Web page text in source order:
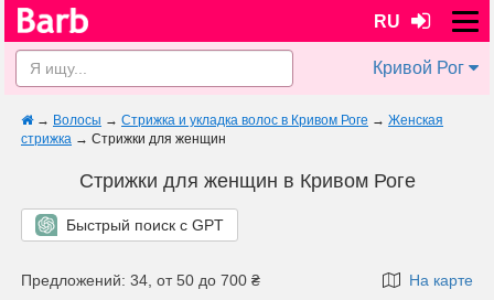
RU
Кривой Рог
→ Волосы → Стрижка и укладка волос в Кривом Роге → Женская
стрижка → Стрижки для женщин
Стрижки для женщин в Кривом Роге
Быстрый поиск с GPT
Предложений: 34, от 50 до 700 ₴ На карте